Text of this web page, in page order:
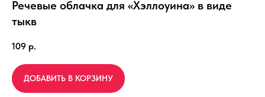
Речевые облачка для «Хэллоуина» в виде
тыкв
109 р.
ДОБАВИТЬ В КОРЗИНУ